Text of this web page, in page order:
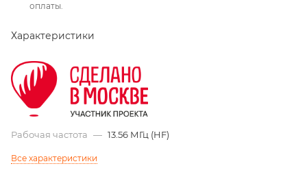
оплаты.
Характеристики
Рабочая частота — 13.56 МГц (HF)
Все характеристики